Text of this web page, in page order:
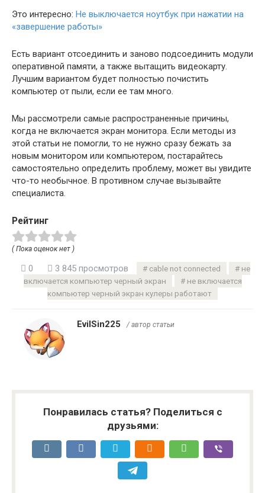
Это интересно: Не выключается ноутбук при нажатии на
«завершение работы»
Есть вариант отсоединить и заново подсоединить модули
оперативной памяти, а также вытащить видеокарту.
Лучшим вариантом будет полностью почистить
компьютер от пыли, если ее там много.
Мы рассмотрели самые распространенные причины,
когда не включается экран монитора. Если методы из
этой статьи не помогли, то не нужно сразу бежать за
новым монитором или компьютером, постарайтесь
самостоятельно определить проблему, может вы увидите
что-то необычное. В противном случае вызывайте
специалиста.
Рейтинг
( Пока оценок нет )
0 3 845 просмотров cable not connected
не
включается компьютер черный экран
не включается
компьютер черный экран кулеры работают
EvilSin225 / автор статьи
Понравилась статья? Поделиться с
друзьями: